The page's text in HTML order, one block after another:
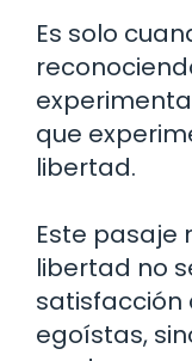
Es solo
que
libertad.
Este pasaje
libertad no
satisfacción
egoístas,